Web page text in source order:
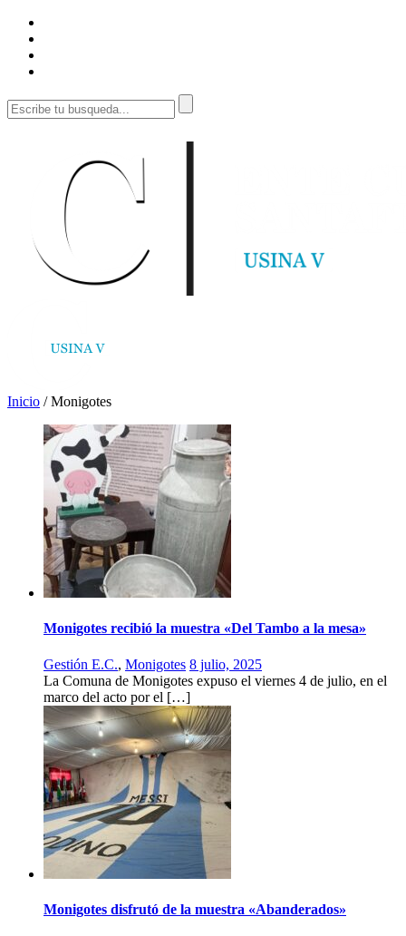
Inicio /Monigotes
Monigotes recibió la muestra «Del Tambo a la mesa»
Gestión E.C., Monigotes 8 julio, 2025
La Comuna de Monigotes expuso el viernes 4 de julio, en el
marco del acto por el […]
Monigotes disfrutó de la muestra «Abanderados»